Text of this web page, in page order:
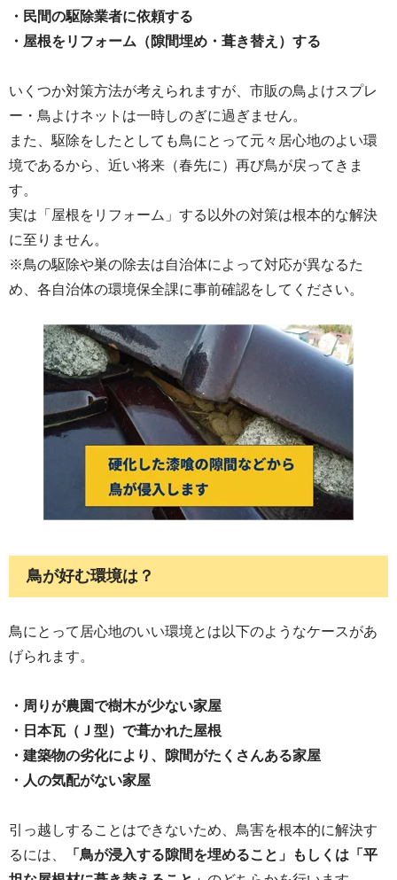
・民間の駆除業者に依頼する
・屋根をリフォーム（隙間埋め・葺き替え）する
いくつか対策方法が考えられますが、市販の鳥よけスプレ
ー・鳥よけネットは一時しのぎに過ぎません。
また、駆除をしたとしても鳥にとって元々居心地のよい環
境であるから、近い将来（春先に）再び鳥が戻ってきま
す。
実は「屋根をリフォーム」する以外の対策は根本的な解決
に至りません。
※鳥の駆除や巣の除去は自治体によって対応が異なるた
め、各自治体の環境保全課に事前確認をしてください。
鳥が好む環境は？
鳥にとって居心地のいい環境とは以下のようなケースがあ
げられます。
・周りが農園で樹木が少ない家屋
・日本瓦（Ｊ型）で葺かれた屋根
・建築物の劣化により、隙間がたくさんある家屋
・人の気配がない家屋
引っ越しすることはできないため、鳥害を根本的に解決す
るには、
「鳥が浸入する隙間を埋めること」もしくは「平